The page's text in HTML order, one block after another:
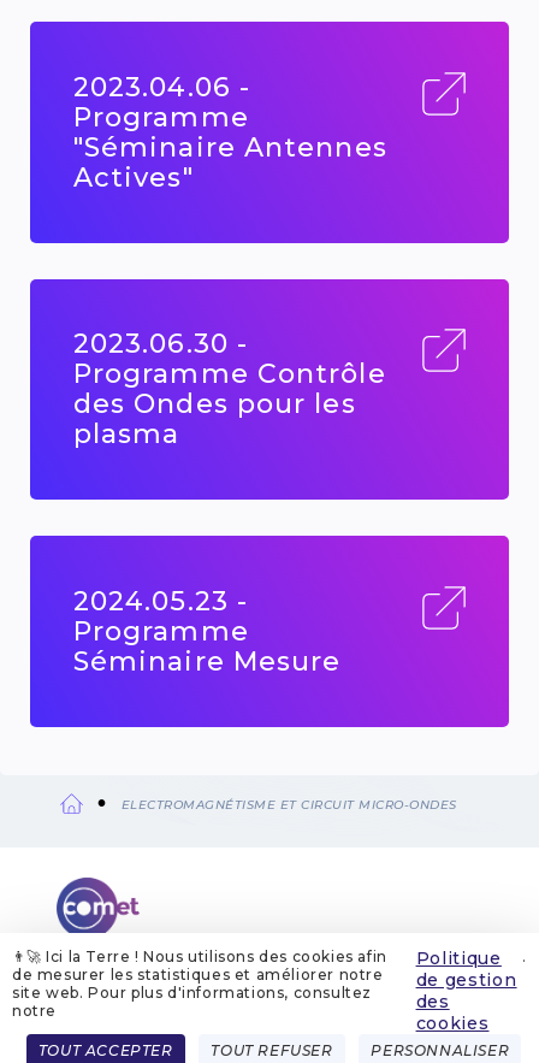
👨‍🚀 Ici la Terre ! Nous utilisons des cookies afin
de mesurer les statistiques et améliorer notre
site web. Pour plus d'informations, consultez
notre
Politique
de gestion
des
cookies
.
TOUT ACCEPTER TOUT REFUSER PERSONNALISER
2023.04.06 -
Programme
"Séminaire Antennes
Actives"
2023.06.30 -
Programme Contrôle
des Ondes pour les
plasma
2024.05.23 -
Programme
Séminaire Mesure
d'Ariane
ELECTROMAGNÉTISME ET CIRCUIT MICRO-ONDES
Menu
QUI SOMMES-NOUS
MENTIONS LÉGALES
GESTION DES COOKIES
POLITIQUE DE GESTION DES COOKIES
FRENCH ENGLISH